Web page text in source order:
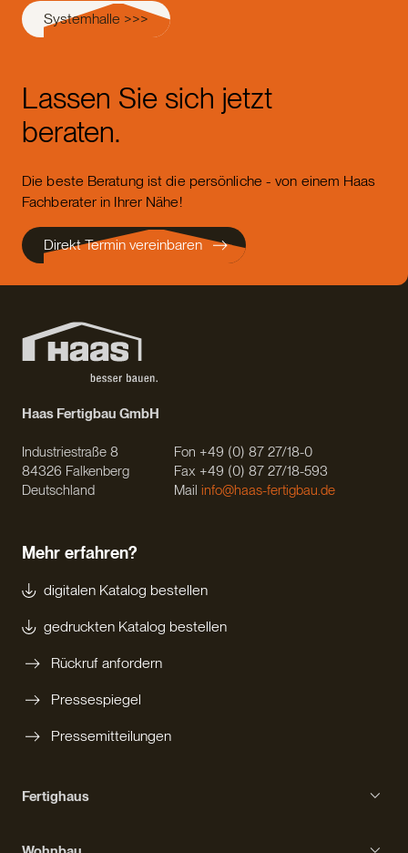
Systemhalle >>>
Lassen Sie sich jetzt
beraten.
Die beste Beratung ist die persönliche - von einem Haas
Fachberater in Ihrer Nähe!
Direkt Termin vereinbaren
Haas Fertigbau GmbH
Industriestraße 8
84326 Falkenberg
Deutschland
Fon +49 (0) 87 27/18-0
Fax +49 (0) 87 27/18-593
Mail info@haas-fertigbau.de
Mehr erfahren?
digitalen Katalog bestellen
gedruckten Katalog bestellen
Rückruf anfordern
Pressespiegel
Pressemitteilungen
Fertighaus